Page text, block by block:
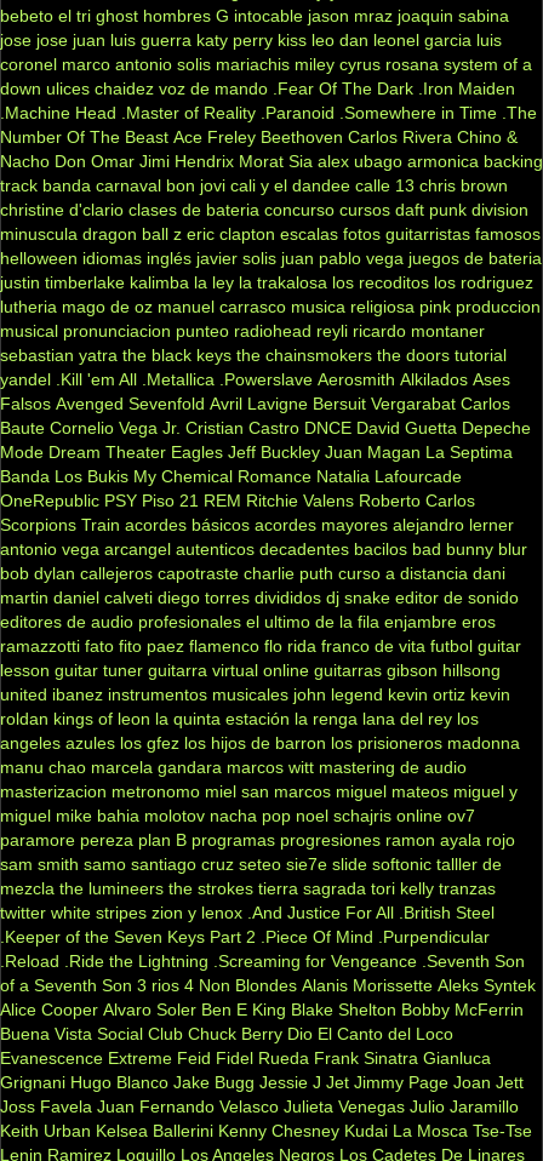
bebeto el tri ghost hombres G intocable jason mraz joaquin sabina
jose jose juan luis guerra katy perry kiss leo dan leonel garcia luis
coronel marco antonio solis mariachis miley cyrus rosana system of a
down ulices chaidez voz de mando .Fear Of The Dark .Iron Maiden
.Machine Head
.Master of Reality .Paranoid .Somewhere in Time .The
Number Of The Beast Ace Freley Beethoven Carlos Rivera Chino &
Nacho Don Omar Jimi Hendrix Morat Sia alex ubago armonica backing
track banda carnaval bon jovi cali y el dandee calle 13 chris brown
christine d'clario clases de bateria concurso cursos daft punk division
minuscula dragon ball z eric clapton escalas fotos guitarristas famosos
helloween idiomas inglés javier solis juan pablo vega juegos de bateria
justin timberlake kalimba la ley la trakalosa los recoditos los rodriguez
lutheria mago de oz manuel carrasco musica religiosa pink produccion
musical pronunciacion punteo radiohead reyli ricardo montaner
sebastian yatra the black keys the chainsmokers the doors tutorial
yandel .Kill 'em All .Metallica .Powerslave Aerosmith Alkilados Ases
Falsos Avenged Sevenfold Avril Lavigne Bersuit Vergarabat Carlos
Baute Cornelio Vega Jr. Cristian Castro DNCE David Guetta Depeche
Mode Dream Theater Eagles Jeff Buckley Juan Magan La Septima
Banda Los Bukis My Chemical Romance Natalia Lafourcade
OneRepublic PSY Piso 21 REM Ritchie Valens Roberto Carlos
Scorpions Train acordes básicos acordes mayores alejandro lerner
antonio vega arcangel autenticos decadentes bacilos bad bunny blur
bob dylan callejeros capotraste charlie puth curso a distancia dani
martin daniel calveti diego torres divididos dj snake editor de sonido
editores de audio profesionales el ultimo de la fila enjambre eros
ramazzotti fato fito paez flamenco flo rida franco de vita futbol guitar
lesson guitar tuner guitarra virtual online guitarras gibson hillsong
united ibanez instrumentos musicales john legend kevin ortiz kevin
roldan kings of leon la quinta estación la renga lana del rey los
angeles azules los gfez los hijos de barron los prisioneros madonna
manu chao marcela gandara marcos witt mastering de audio
masterizacion metronomo miel san marcos miguel mateos miguel y
miguel mike bahia molotov nacha pop noel schajris online ov7
paramore pereza plan B programas progresiones ramon ayala rojo
sam smith samo santiago cruz seteo sie7e slide softonic talller de
mezcla the lumineers the strokes tierra sagrada tori kelly tranzas
twitter white stripes zion y lenox .And Justice For All .British Steel
.Keeper of the Seven Keys Part 2
.Piece Of Mind
.Purpendicular
.Reload
.Ride the Lightning .Screaming for Vengeance .Seventh Son
of a Seventh Son 3 rios 4 Non Blondes Alanis Morissette Aleks Syntek
Alice Cooper Alvaro Soler Ben E King Blake Shelton Bobby McFerrin
Buena Vista Social Club Chuck Berry Dio El Canto del Loco
Evanescence Extreme Feid Fidel Rueda Frank Sinatra Gianluca
Grignani Hugo Blanco Jake Bugg Jessie J Jet Jimmy Page Joan Jett
Joss Favela Juan Fernando Velasco Julieta Venegas Julio Jaramillo
Keith Urban Kelsea Ballerini Kenny Chesney Kudai La Mosca Tse-Tse
Lenin Ramirez Loquillo Los Angeles Negros Los Cadetes De Linares